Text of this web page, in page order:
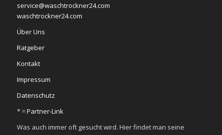
service@waschtrockner24.com
waschtrockner24.com
Über Uns
Ratgeber
Kontakt
Impressum
Datenschutz
* =Partner-Link
Was auch immer oft gesucht wird. Hier findet man seine